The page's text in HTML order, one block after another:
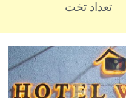
تعداد تخت